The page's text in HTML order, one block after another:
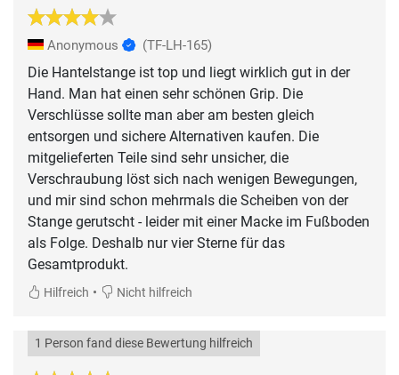
Anonymous (TF-LH-165)
Die Hantelstange ist top und liegt wirklich gut in der
Hand. Man hat einen sehr schönen Grip. Die
Verschlüsse sollte man aber am besten gleich
entsorgen und sichere Alternativen kaufen. Die
mitgelieferten Teile sind sehr unsicher, die
Verschraubung löst sich nach wenigen Bewegungen,
und mir sind schon mehrmals die Scheiben von der
Stange gerutscht - leider mit einer Macke im Fußboden
als Folge. Deshalb nur vier Sterne für das
Gesamtprodukt.
Hilfreich • Nicht hilfreich
1 Person fand diese Bewertung hilfreich